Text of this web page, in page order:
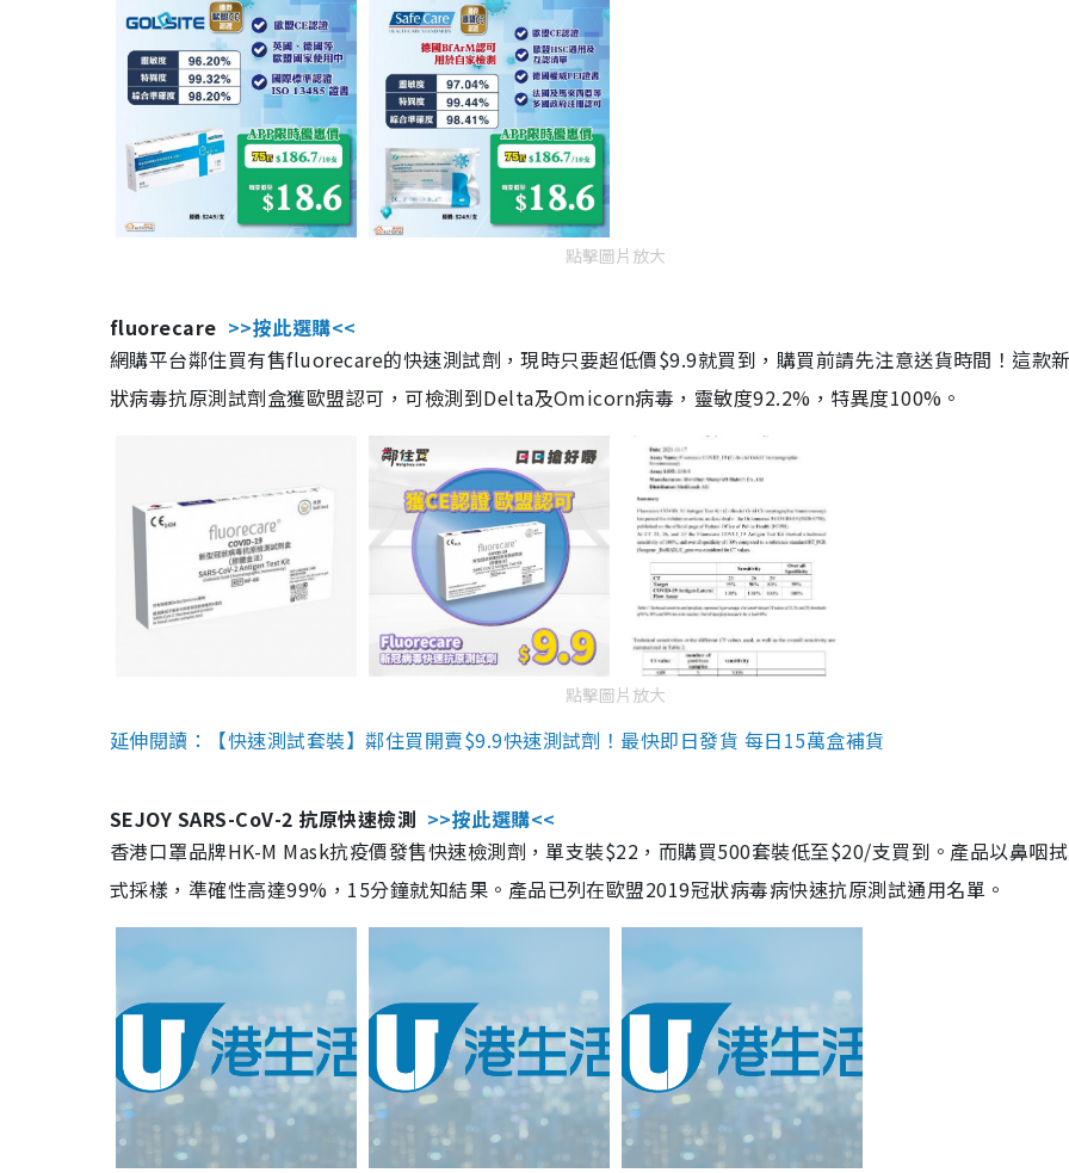
點擊圖片放大
fluorecare >>按此選購<<
網購平台鄰住買有售fluorecare的快速測試劑，現時只要超低價$9.9就買到，購買前請先注意送貨時間！這款
狀病毒抗原測試劑盒獲歐盟認可，可檢測到Delta及Omicorn病毒，靈敏度92.2%，特異度100%。
點擊圖片放大
延伸閱讀：【快速測試套裝】鄰住買開賣$9.9快速測試劑！最快即日發貨 每日15萬盒補貨
SEJOY SARS-CoV-2 抗原快速檢測 >>按此選購<<
香港口罩品牌HK-M Mask抗疫價發售快速檢測劑，單支裝$22，而購買500套裝低至$20/支買到。產品以鼻咽
式採樣，準確性高達99%，15分鐘就知結果。產品已列在歐盟2019冠狀病毒病快速抗原測試通用名單。